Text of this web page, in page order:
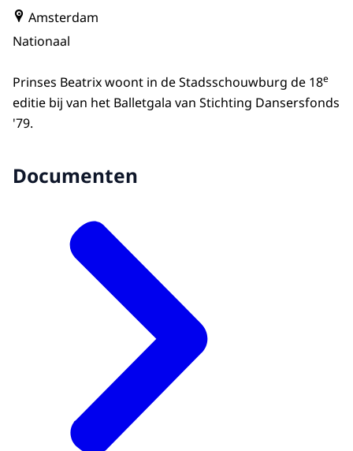
Amsterdam
Nationaal
Prinses Beatrix woont in de Stadsschouwburg de 18e
editie bij van het Balletgala van Stichting Dansersfonds
'79.
Documenten